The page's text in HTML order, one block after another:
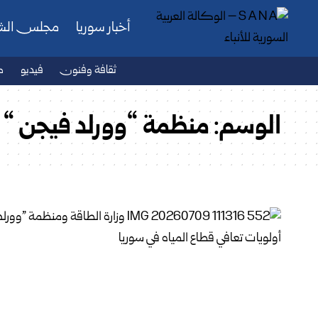
أخبار سوريا مجلس
ثقافة وفنون فيديو
الوسم:منظمة “وورلد فيجن “